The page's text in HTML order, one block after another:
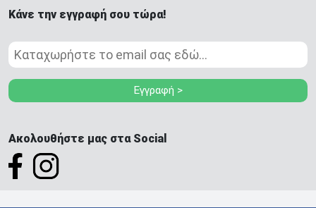
Κάνε την εγγραφή σου τώρα!
Εγγραφή >
Ακολουθήστε μας στα Social